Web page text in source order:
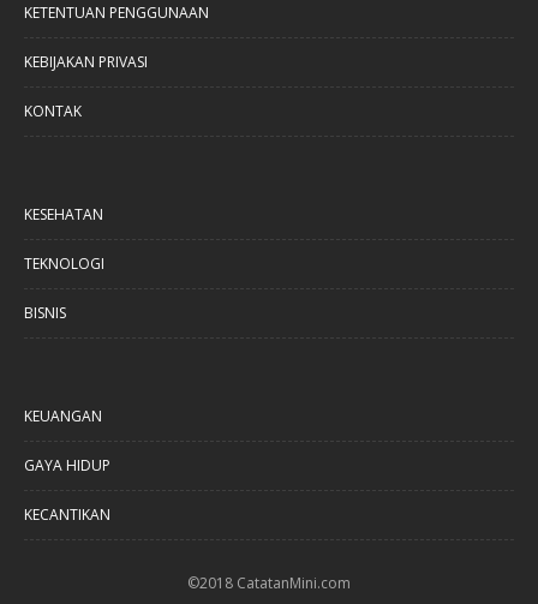
KETENTUAN PENGGUNAAN
KEBIJAKAN PRIVASI
KONTAK
KESEHATAN
TEKNOLOGI
BISNIS
KEUANGAN
GAYA HIDUP
KECANTIKAN
©2018 CatatanMini.com